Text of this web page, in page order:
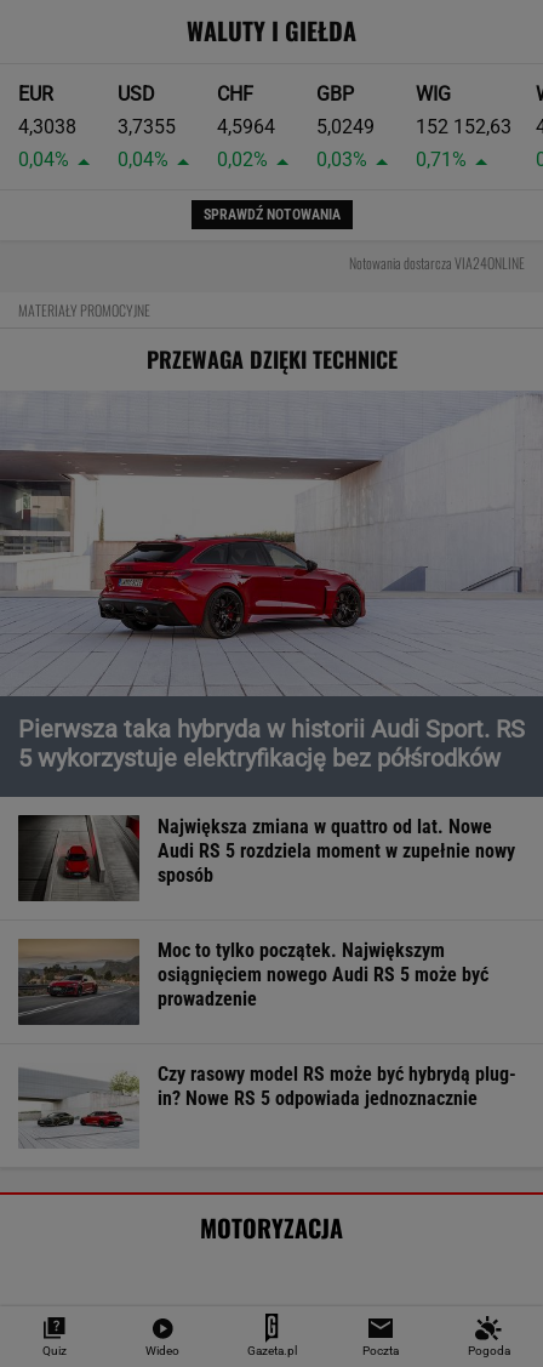
WALUTY I GIEŁDA
EUR
4,3038
0,04%
USD
3,7355
0,04%
CHF
4,5964
0,02%
GBP
5,0249
0,03%
WIG
152 152,63
0,71%
SPRAWDŹ NOTOWANIA
Notowania dostarcza VIA24ONLINE
MATERIAŁY PROMOCYJNE
PRZEWAGA DZIĘKI TECHNICE
Pierwsza taka hybryda w historii Audi Sport. RS
5 wykorzystuje elektryfikację bez półśrodków
Największa zmiana w quattro od lat. Nowe
Audi RS 5 rozdziela moment w zupełnie nowy
sposób
Moc to tylko początek. Największym
osiągnięciem nowego Audi RS 5 może być
prowadzenie
Czy rasowy model RS może być hybrydą plug-
in? Nowe RS 5 odpowiada jednoznacznie
MOTORYZACJA
Quiz Wideo Gazeta.pl Poczta Pogoda